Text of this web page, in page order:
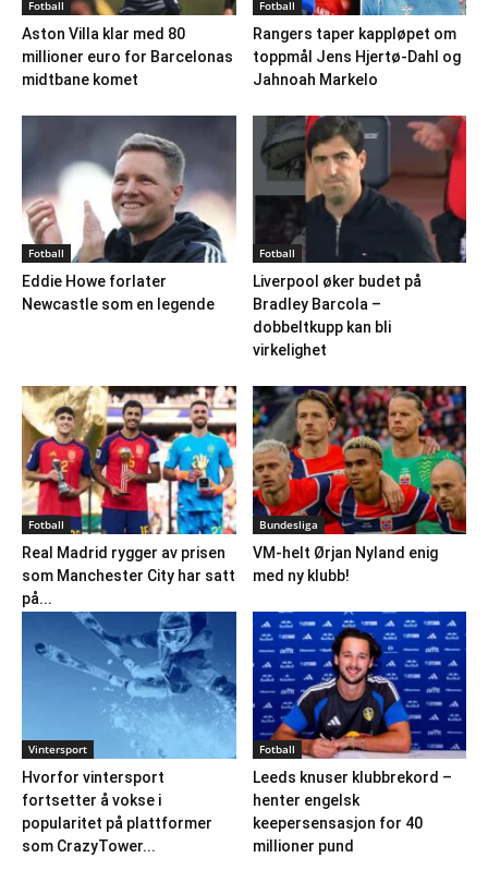
Fotball
Aston Villa klar med 80
millioner euro for Barcelonas
midtbane komet
Fotball
Rangers taper kappløpet om
toppmål Jens Hjertø-Dahl og
Jahnoah Markelo
Fotball
Eddie Howe forlater
Newcastle som en legende
Fotball
Liverpool øker budet på
Bradley Barcola –
dobbeltkupp kan bli
virkelighet
Fotball
Real Madrid rygger av prisen
som Manchester City har satt
på...
Bundesliga
VM-helt Ørjan Nyland enig
med ny klubb!
Vintersport
Hvorfor vintersport
fortsetter å vokse i
popularitet på plattformer
som CrazyTower...
Fotball
Leeds knuser klubbrekord –
henter engelsk
keepersensasjon for 40
millioner pund